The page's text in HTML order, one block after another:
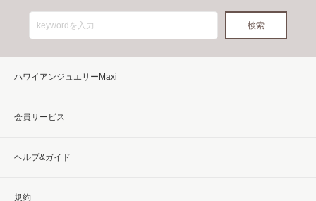
ハワイアンジュエリーMaxi
会員サービス
ヘルプ&ガイド
規約